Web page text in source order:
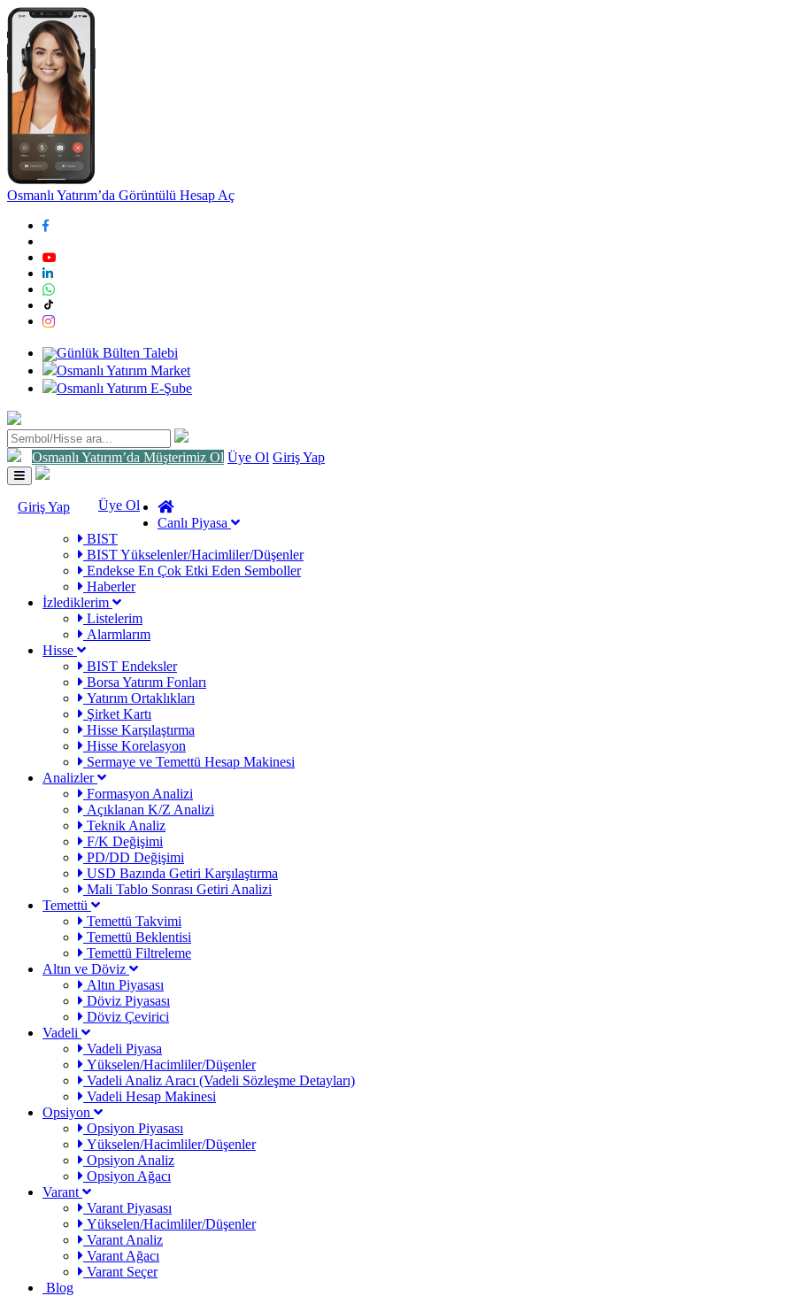
Osmanlı Yatırım’da Görüntülü Hesap Aç
Günlük Bülten Talebi
Osmanlı Yatırım Market
Osmanlı Yatırım E-Şube
Osmanlı Yatırım’da Müşterimiz Ol Üye Ol Giriş Yap
Toggle
navigation
Giriş Yap
Üye Ol
Canlı Piyasa
BIST
BIST Yükselenler/Hacimliler/Düşenler
Endekse En Çok Etki Eden Semboller
Haberler
İzlediklerim
Listelerim
Alarmlarım
Hisse
BIST Endeksler
Borsa Yatırım Fonları
Yatırım Ortaklıkları
Şirket Kartı
Hisse Karşılaştırma
Hisse Korelasyon
Sermaye ve Temettü Hesap Makinesi
Analizler
Formasyon Analizi
Açıklanan K/Z Analizi
Teknik Analiz
F/K Değişimi
PD/DD Değişimi
USD Bazında Getiri Karşılaştırma
Mali Tablo Sonrası Getiri Analizi
Temettü
Temettü Takvimi
Temettü Beklentisi
Temettü Filtreleme
Altın ve Döviz
Altın Piyasası
Döviz Piyasası
Döviz Çevirici
Vadeli
Vadeli Piyasa
Yükselen/Hacimliler/Düşenler
Vadeli Analiz Aracı (Vadeli Sözleşme Detayları)
Vadeli Hesap Makinesi
Opsiyon
Opsiyon Piyasası
Yükselen/Hacimliler/Düşenler
Opsiyon Analiz
Opsiyon Ağacı
Varant
Varant Piyasası
Yükselen/Hacimliler/Düşenler
Varant Analiz
Varant Ağacı
Varant Seçer
Blog